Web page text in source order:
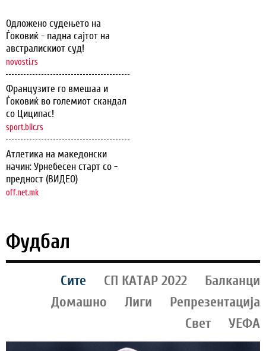
Одложено судењето на
Ѓоковиќ - падна сајтот на
австралискиот суд!
novosti.rs
Французите го вмешаа и
Ѓоковиќ во големиот скандал
со Циципас!
sport.blic.rs
Атлетика на македонски
начин: Урнебесен старт со -
предност (ВИДЕО)
off.net.mk
Фудбал
Сите СП КАТАР 2022
Балканци
Домашно
Лиги
Репрезентација
Свет
УЕФА